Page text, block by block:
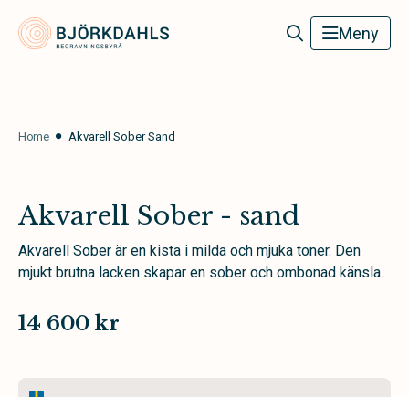
Björkdahls Begravningsbyrå Meny
Home Akvarell Sober Sand
Akvarell Sober - sand
Akvarell Sober är en kista i milda och mjuka toner. Den
mjukt brutna lacken skapar en sober och ombonad känsla.
14 600 kr